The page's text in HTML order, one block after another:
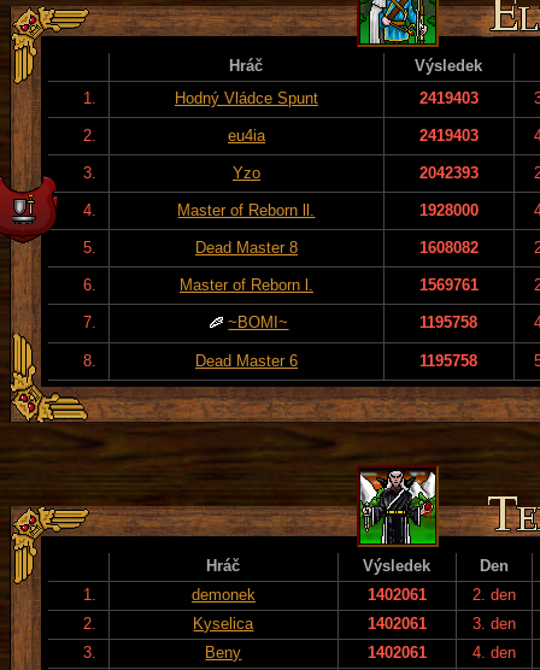
Hráč
Výsledek
1.
Hodný Vládce Spunt 2419403
2. eu4ia 2419403
3. Yzo 2042393
4. Master of Reborn ll. 1928000
5. Dead Master 8 1608082
6. Master of Reborn l. 1569761
7. ~BOMI~ 1195758
8. Dead Master 6 1195758
Hráč Výsledek
Den
1.
demonek 1402061
2. den
2.
Kyselica 1402061
3. den
3.
Beny 1402061
4. den